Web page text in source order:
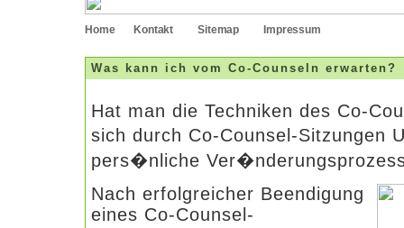
Home Kontakt Sitemap Impressum
Was kann ich vom Co-Counseln erwarten?
Hat man die Techniken des Co-
sich durch Co-Counsel-
pers�nliche
Nach erfolgreicher Beendigung
eines Co-Counsel-